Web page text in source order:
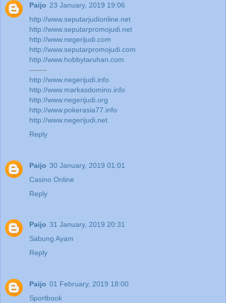
Paijo 23 January, 2019 19:06
http://www.seputarjudionline.net
http://www.seputarpromojudi.net
http://www.negerijudi.com
http://www.seputarpromojudi.com
http://www.hobbytaruhan.com
-------
http://www.negerijudi.info
http://www.markasdomino.info
http://www.negerijudi.org
http://www.pokerasia77.info
http://www.negerijudi.net
Reply
Paijo 30 January, 2019 01:01
Casino Online
Reply
Paijo 31 January, 2019 20:31
Sabung Ayam
Reply
Paijo 01 February, 2019 18:00
Sportbook